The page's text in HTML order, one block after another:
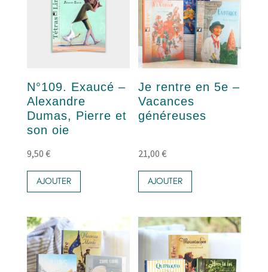
N°109. Exaucé –
Alexandre
Dumas, Pierre et
son oie
9,50 €
AJOUTER
Je rentre en 5e –
Vacances
généreuses
21,00€
AJOUTER